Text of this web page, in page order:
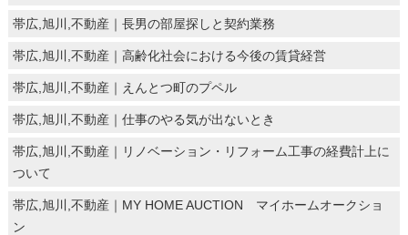
帯広,旭川,不動産｜長男の部屋探しと契約業務
帯広,旭川,不動産｜高齢化社会における今後の賃貸経営
帯広,旭川,不動産｜えんとつ町のプペル
帯広,旭川,不動産｜仕事のやる気が出ないとき
帯広,旭川,不動産｜リノベーション・リフォーム工事の経費計上に
ついて
帯広,旭川,不動産｜MY HOME AUCTION マイホームオークショ
ン